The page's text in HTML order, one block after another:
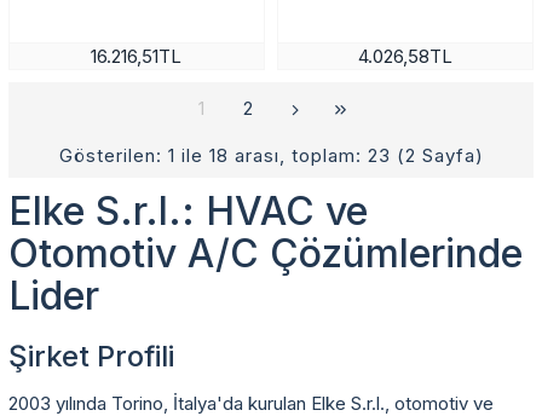
16.216,51TL 4.026,58TL
1 2
Gösterilen: 1 ile 18 arası, toplam: 23 (2 Sayfa)
Elke S.r.l.: HVAC ve
Otomotiv A/C Çözümlerinde
Lider
Şirket Profili
2003 yılında Torino, İtalya'da kurulan Elke S.r.l., otomotiv ve